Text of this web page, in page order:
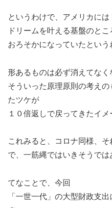
というわけで、アメリカには
ドリームを叶える基盤のとこ
おろそかになっていたという
形あるものは必ず消えてなく
そういった原理原則の考え
たツケが
１０倍返しで戻ってきたイメ
これみると、コロナ同様、
で、一筋縄ではいきそうでは
てなことで、今回
「一世一代」の大型財政支